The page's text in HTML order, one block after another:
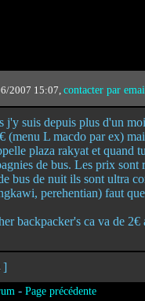
2007 15:07,contacter par
j'y suis depuis plus d'un
(menu L macdo par ex)
plaza rakyat et quand
de bus. Les prix sont
bus de nuit ils sont ultra
perehentian) faut
backpacker's ca va de
]
- Page précédente